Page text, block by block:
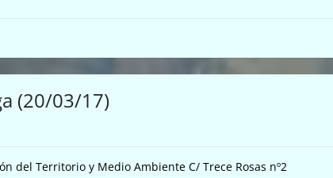
(20/03/17)
del Territorio y Medio Ambiente C/ Trece Rosas nº2